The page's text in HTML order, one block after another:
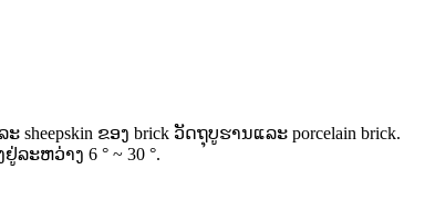
ຂອງ brick ວັດຖຸບູຮານແລະ porcelain brick.
ຫວ່າງ 6 ° ~ 30 °.